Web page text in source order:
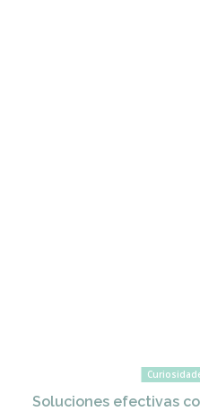
Soluciones efectivas